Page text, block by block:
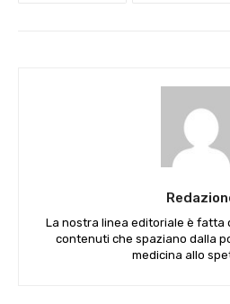
La nostra linea editoriale è fatta
contenuti che spaziano dalla
medicina allo